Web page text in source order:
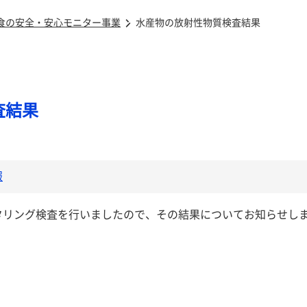
の安全・安心モニター事業 水産物の放射性物質検査結果
結果
ング検査を行いましたので、その結果についてお知らせしま